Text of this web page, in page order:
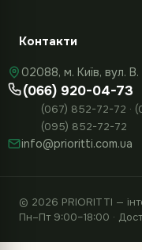
Контакти
02088, м. Київ, вул.
(066) 920-04-73
(067) 852-72-72 ·
(095) 852-72-72
info@prioritti.com.ua
© 2026 PRIORITTI —
Пн–Пт 9:00–18:00 ·